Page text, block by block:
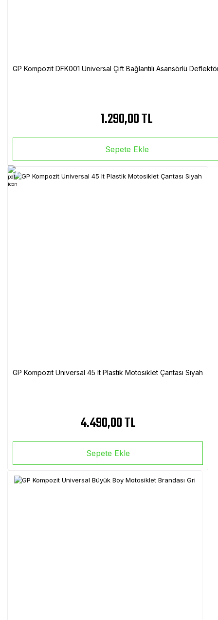
GP Kompozit DFK001 Universal Çift Bağlantılı Asansörlü
1.290,00 TL
Sepete Ekle
GP Kompozit Universal 45 lt Plastik Motosiklet Çantası Siyah
4.490,00 TL
Sepete Ekle